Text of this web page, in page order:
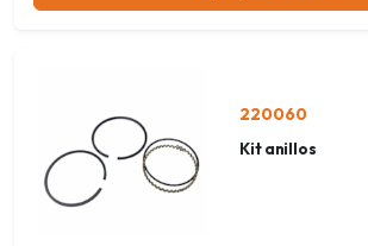
220060
Kit anillos